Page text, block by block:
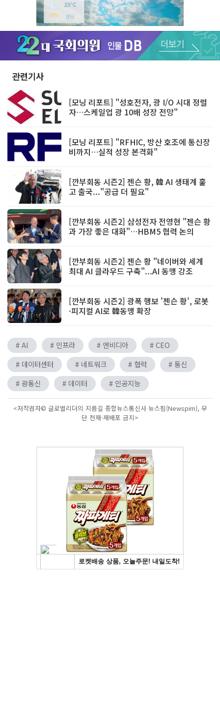
Unmute
관련기사
[모닝 리포트] "성호전자, 광 I/O 시대 정렬
자…스케일업 광 10배 성장 전망"
[모닝 리포트] "RFHIC, 방산 호조에 통신장
비까지…실적 성장 본격화"
[깐부회동 시즌2] 젠슨 황, 韓 AI 생태계 훑
고 출국..."공급 더 필요"
[깐부회동 시즌2] 삼성전자 전영현 "젠슨 황
과 가장 좋은 대화"…HBM5 협력 논의
[깐부회동 시즌2] 젠슨 황 "네이버와 세계
최대 AI 클라우드 구축"...AI 동맹 강조
[깐부회동 시즌2] 광폭 행보 '젠슨 황', 로봇
·피지컬 AI로 韓동맹 확장
# AI # 인프라 # 엔비디아
# CEO
# 데이터센터
# 네트워크 # 협력
# 통신
# 광통신
# 데이터 # 인공지능
<저작권자© 글로벌리더의 지름길 종합뉴스통신사 뉴스핌(Newspim), 무
단 전재-재배포 금지>